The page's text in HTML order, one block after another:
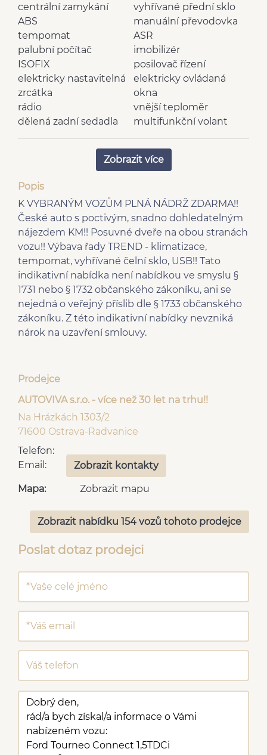
vyhřívané přední sklo
centrální zamykání
manuální převodovka
ABS
ASR
tempomat
imobilizér
palubní počítač
posilovač řízení
ISOFIX
elektricky ovládaná
okna
elektricky nastavitelná
zrcátka
vnější teploměr
rádio
multifunkční volant
dělená zadní sedadla
výškově nastavitelné
sedadlo řidiče
deaktivace airbagu
mlhovky
man. klimatizace
4x airbag
Hands free
USB
plní 'EURO VI'
AUX
Zobrazit více
Popis
K VYBRANÝM VOZŮM PLNÁ NÁDRŽ ZDARMA!!
České auto s poctivým, snadno dohledatelným
nájezdem KM!! Posuvné dveře na obou stranách
vozu!! Výbava řady TREND - klimatizace,
tempomat, vyhřívané čelní sklo, USB!! Tato
indikativní nabídka není nabídkou ve smyslu §
1731 nebo § 1732 občanského zákoníku, ani se
nejedná o veřejný příslib dle § 1733 občanského
zákoníku. Z této indikativní nabídky nevzniká
nárok na uzavření smlouvy.
Prodejce
AUTOVIVA s.r.o. - více než 30 let na trhu!!
Na Hrázkách 1303/2
71600 Ostrava-Radvanice
Telefon:
Email:
Zobrazit kontakty
Mapa: Zobrazit mapu
Zobrazit nabídku 154 vozů tohoto prodejce
Poslat dotaz prodejci